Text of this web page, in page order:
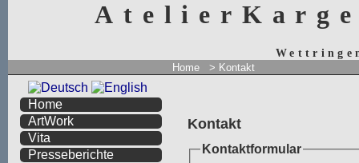
Home > Kontakt
Kontakt
Kontaktformular
Home
ArtWork
Vita
Presseberichte